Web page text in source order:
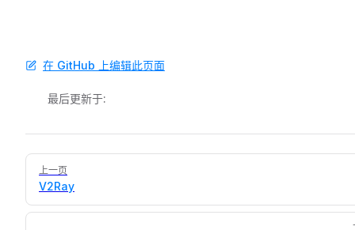
在 GitHub 上编辑此页面
最后更新于:
Pager
上一页
V2Ray